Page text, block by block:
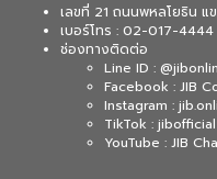
เลขที่ 21 ถนนพหลโยธิน แ
เบอร์โทร : 02-017-
ช่องทางติดต่อ
Line ID :
Facebook : JIB
Instagram :
TikTok : jibofficial
YouTube : JIB